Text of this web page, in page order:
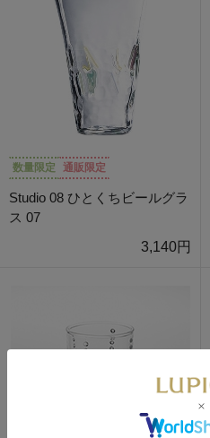
数量限定 通販限定
Studio 08 ひとくちビールグラ
ス 07
3,140円